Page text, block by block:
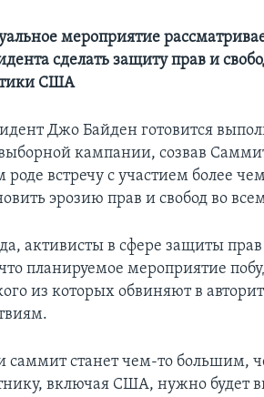
мероприятие
сделать защиту прав и
США
Джо Байден готовится
кампании, созвав
роде встречу с участием более
эрозию прав и свобод во
активисты в сфере защиты
планируемое мероприятие
из которых обвиняют в
саммит станет чем-то большим,
включая США, нужно будет